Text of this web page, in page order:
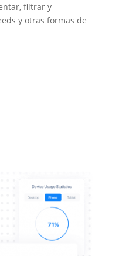
filtrar y
y otras formas de